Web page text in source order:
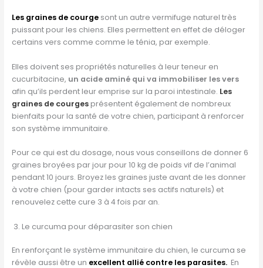
Les graines de courgesont un autre vermifuge naturel très
puissant pour les chiens. Elles permettent en effet de déloger
certains vers comme comme le ténia, par exemple.
Elles doivent ses propriétés naturelles à leur teneur en
cucurbitacine, un acide aminé qui va immobiliser les vers
afin qu’ils perdent leur emprise sur la paroi intestinale. Les
graines de courgesprésentent également de nombreux
bienfaits pour la santé de votre chien, participant à renforcer
son système immunitaire.
Pour ce qui est du dosage, nous vous conseillons de donner 6
graines broyées par jour pour 10 kg de poids vif de l’animal
pendant 10 jours. Broyez les graines juste avant de les donner
à votre chien (pour garder intacts ses actifs naturels) et
renouvelez cette cure 3 à 4 fois par an.
3. Le curcuma pour déparasiter son chien
En renforçant le système immunitaire du chien, le curcuma se
révèle aussi être un excellent allié contre les parasites. En